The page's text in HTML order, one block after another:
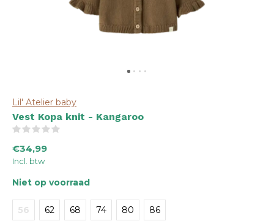
Lil' Atelier baby
Vest Kopa knit - Kangaroo
€34,99
Incl. btw
Niet op voorraad
56 62 68 74 80 86